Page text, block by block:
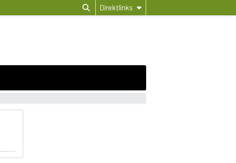
Direktlinks